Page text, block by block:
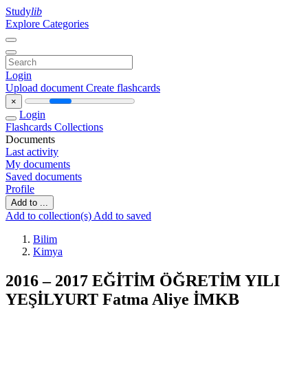
Studylib
Explore Categories
Login
Upload document Create flashcards
×
Login
Flashcards Collections
Documents
Last activity
My documents
Saved documents
Profile
Add to ...
Add to collection(s) Add to saved
Bilim
Kimya
2016 – 2017 EĞİTİM ÖĞRETİM YILI
YEŞİLYURT Fatma Aliye İMKB